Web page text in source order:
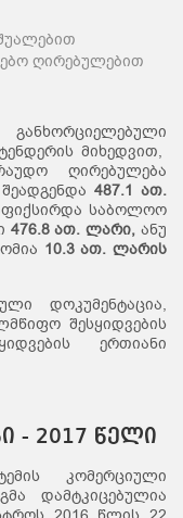
ღირებულებით
მიხედვით,
ღირებულება
487.1 ათ.
საბოლოო
476.8 ათ.ლარი, ანუ
10.3 ათ.ლარის
დოკუმენტაცია,
შესყიდვების
ერთიანი
- 2017 წელი
კომერციული
დამტკიცებულია